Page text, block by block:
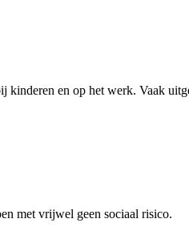
en op het werk. Vaak
met vrijwel geen sociaal risico.